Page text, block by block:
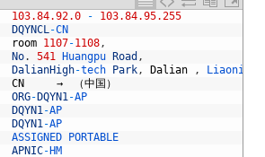
103.84.92.0 -
103.84.95.255
DQYNCL -CN
room 1107-1108 ,
No. 541 Huangpu Road ,
DalianHigh-tech Park , Dalian , Liaoning
CN →　（中国）
ORG-DQYN1 -AP
DQYN1 -AP
DQYN1 -AP
ASSIGNED PORTABLE
APNIC-HM